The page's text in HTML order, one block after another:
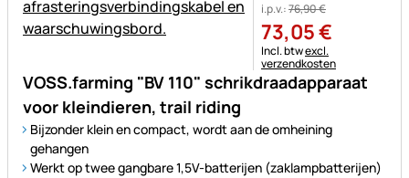
VOSS.farming "BV 110" schrikdraadapparaat
voor kleindieren, trail riding
Bijzonder klein en compact, wordt aan de omheining
gehangen
Werkt op twee gangbare 1,5V-batterijen (zaklampbatterijen)
i.p.v.:76,90€
73,05€
Belastinginformatie:
Incl. btwexcl.
verzendkosten